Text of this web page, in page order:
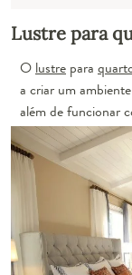
Lustre para
O lustre para
a criar um
além de funcionar